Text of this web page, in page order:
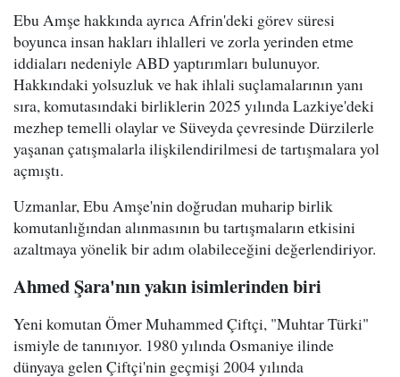
Ebu Amşe hakkında ayrıca Afrin'deki görev süresi
boyunca insan hakları ihlalleri ve zorla yerinden etme
iddiaları nedeniyle ABD yaptırımları bulunuyor.
Hakkındaki yolsuzluk ve hak ihlali suçlamalarının yanı
sıra, komutasındaki birliklerin 2025 yılında Lazkiye'deki
mezhep temelli olaylar ve Süveyda çevresinde Dürzilerle
yaşanan çatışmalarla ilişkilendirilmesi de tartışmalara yol
açmıştı.
Uzmanlar, Ebu Amşe'nin doğrudan muharip birlik
komutanlığından alınmasının bu tartışmaların etkisini
azaltmaya yönelik bir adım olabileceğini değerlendiriyor.
Ahmed Şara'nın yakın isimlerinden biri
Yeni komutan Ömer Muhammed Çiftçi, "Muhtar Türki"
ismiyle de tanınıyor. 1980 yılında Osmaniye ilinde
dünyaya gelen Çiftçi'nin geçmişi 2004 yılında